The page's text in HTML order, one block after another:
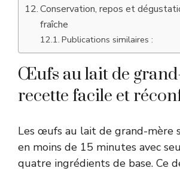
Conservation, repos et
fraîche
Publications similaires :
Œufs au lait de
recette facile et
Les œufs au lait de grand-mère
en moins de 15 minutes avec
quatre ingrédients de base. Ce